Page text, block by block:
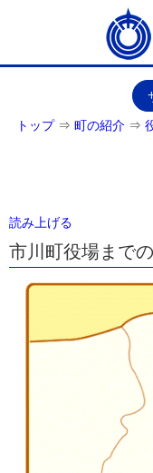
トップ⇒ 町の紹介 ⇒
読み上げる
市川町役場まで